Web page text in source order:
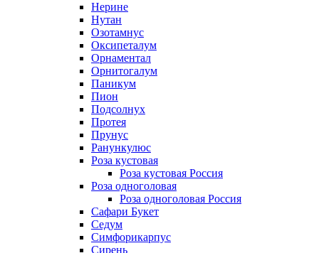
Нерине
Нутан
Озотамнус
Оксипеталум
Орнаментал
Орнитогалум
Паникум
Пион
Подсолнух
Протея
Прунус
Ранункулюс
Роза кустовая
Роза кустовая Россия
Роза одноголовая
Роза одноголовая Россия
Сафари Букет
Седум
Симфорикарпус
Сирень